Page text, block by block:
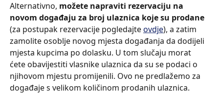
Alternativno, možete napraviti rezervaciju na
novom događaju za broj ulaznica koje su prodane
(za postupak rezervacije pogledajte ovdje), a zatim
zamolite osoblje novog mjesta događanja da dodijeli
mjesta kupcima po dolasku. U tom slučaju morat
ćete obavijestiti vlasnike ulaznica da su se podaci o
njihovom mjestu promijenili. Ovo ne predlažemo za
događaje s velikom količinom prodanih ulaznica.